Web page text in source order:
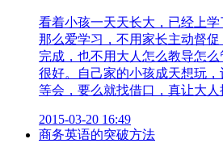
看着小孩一天天长大，已经上
那么爱学习，不用家长主动督
完成，也不用大人怎么教导怎
很好。自己家的小孩成天想玩
等会，要么就找借口，真让大人
2015-03-20 16:49
商务英语的突破方法